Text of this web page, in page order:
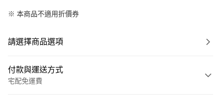
※ 本商品不適用折價券
請選擇商品選項
付款與運送方式
宅配免運費